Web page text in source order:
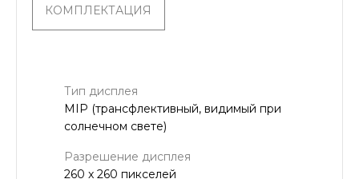
КОМПЛЕКТАЦИЯ
Тип дисплея
MIP (трансфлективный, видимый при
солнечном свете)
Разрешение дисплея
260 x 260 пикселей